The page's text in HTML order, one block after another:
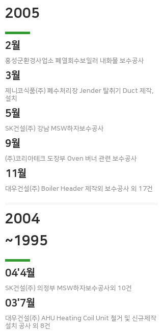
제니코식품(주) 폐수처리장 Jender 탈취기 Duct 제작,
설치
3월
2월
홍성군환경사업소 폐열회수보일러 내화물 보수공사
2005
5월
SK건설(주) 강남 MSW하자보수공사
(주)코리아테크 도장부 Oven 버너 관련 보수공사
9월
대우건설(주) Boiler Header 제작외 보수공사 외 17건
11월
대우건설(주) AHU Heating Coil Unit 철거 및 신규제작
설치 공사 외 8건
03'7월
SK건설(주) 의정부 MSW하자보수공사외 10건
04'4월
~1995
2004